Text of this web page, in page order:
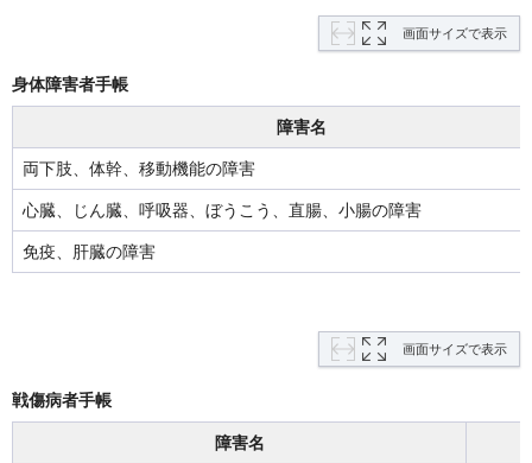
画面サイズで表示
身体障害者手帳
障害名
両下肢、体幹、移動機能の障害
心臓、じん臓、呼吸器、ぼうこう、直腸、小腸の障害
免疫、肝臓の障害
画面サイズで表示
戦傷病者手帳
障害名